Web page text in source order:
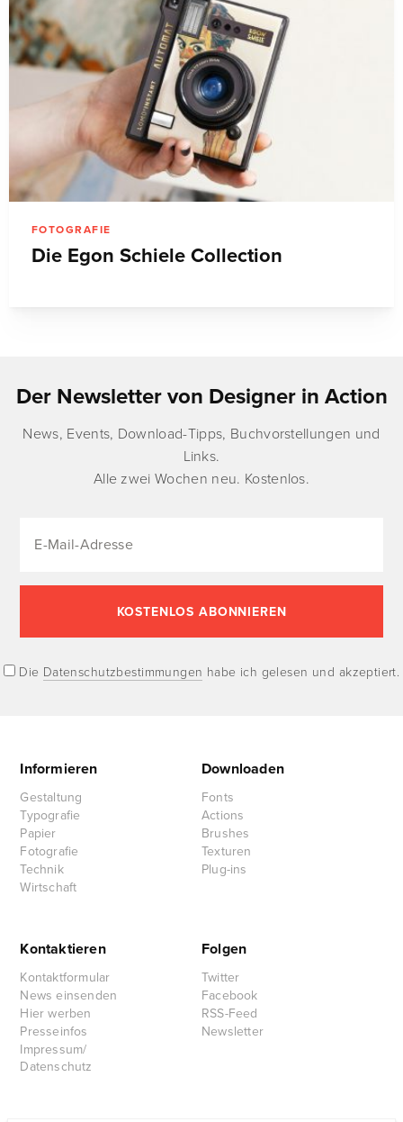
FOTOGRAFIE
Die Egon Schiele Collection
Der Newsletter von Designer in Action
News, Events, Download-Tipps, Buchvorstellungen und
Links.
Alle zwei Wochen neu. Kostenlos.
Die Datenschutzbestimmungen habe ich gelesen und akzeptiert.
Informieren
Gestaltung
Typografie
Papier
Fotografie
Technik
Wirtschaft
Downloaden
Fonts
Actions
Brushes
Texturen
Plug-ins
Kontaktieren
Kontaktformular
News einsenden
Hier werben
Presseinfos
Impressum/
Datenschutz
Folgen
Twitter
Facebook
RSS-Feed
Newsletter